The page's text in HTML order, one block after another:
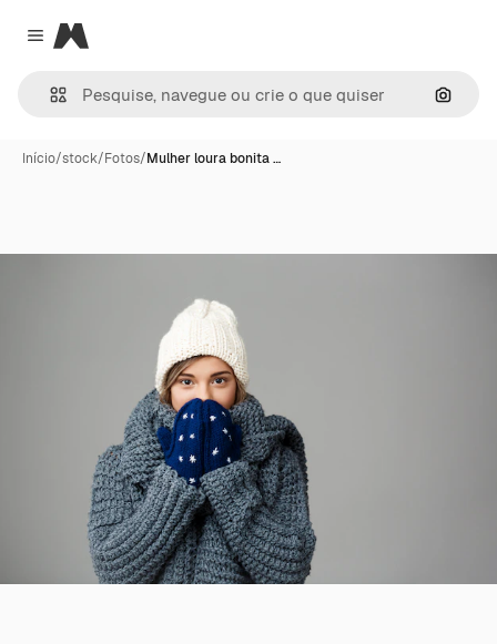
Close menu
Magnific
Início/stock/Fotos/Mulher loura bonita …